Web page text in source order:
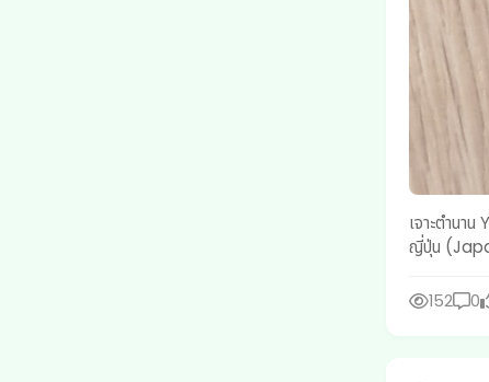
เจาะตำนาน Yairi: จ
ญี่ปุ่น
152 0